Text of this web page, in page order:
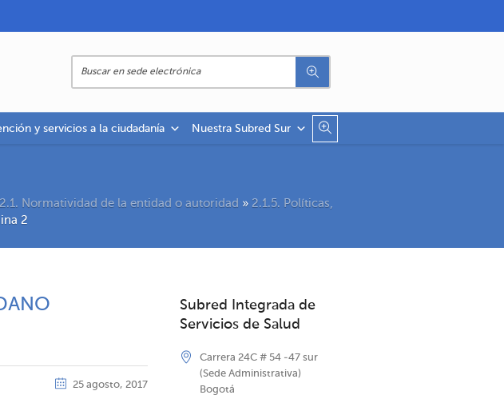
y servicios a la ciudadanía Nuestra Subred Sur
2.1. Normatividad de la entidad o autoridad » 2.1.5. Políticas,
2
25 agosto, 2017
Subred Integrada de
Servicios de Salud
Carrera 24C # 54 -47 sur
(Sede Administrativa)
Bogotá